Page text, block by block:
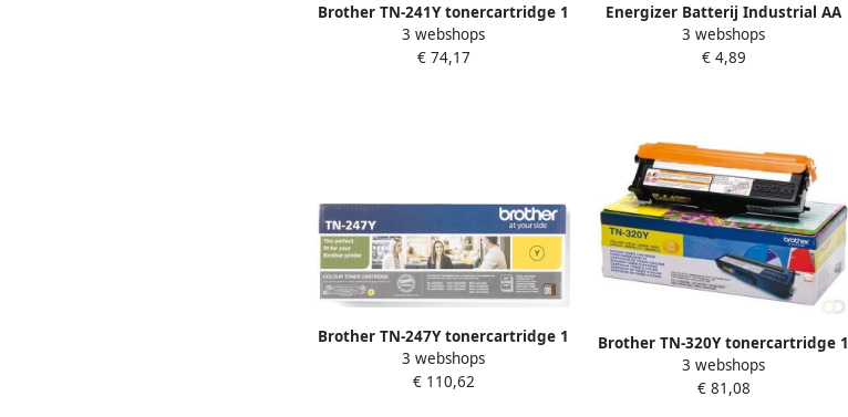
Brother TN-241Y tonercartridge 1
stuk(s) Origineel Geel (TN-241Y)
3 webshops
€ 74,17
Energizer Batterij Industrial AA
alkaline doos Ã 10 stuks
3 webshops
€ 4,89
Brother TN-247Y tonercartridge 1
stuk(s) Origineel Geel (TN-247Y)
3 webshops
€ 110,62
Brother TN-320Y tonercartridge 1
stuk(s) Origineel Geel (TN-320Y)
3 webshops
€ 81,08